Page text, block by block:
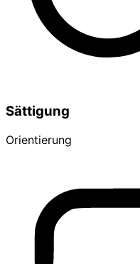
Sättigung
Orientierung